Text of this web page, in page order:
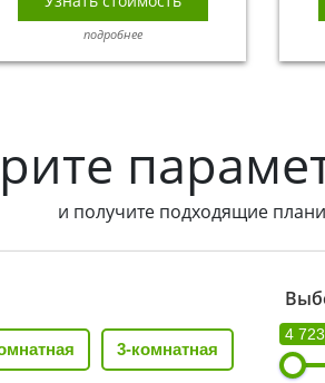
подробнее
и получите подходящие
3-комнатная
4